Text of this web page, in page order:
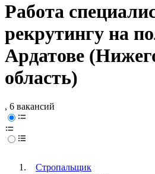
Работа
рекрутингу на
Ардатове
область)
, 6 вакансий
Стропальщик